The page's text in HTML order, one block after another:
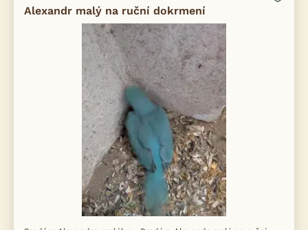
Alexandr malý na ruční dokrmení